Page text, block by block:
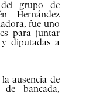
grupo de
Hernández
fue uno
para juntar
diputadas a
ausencia de
bancada,